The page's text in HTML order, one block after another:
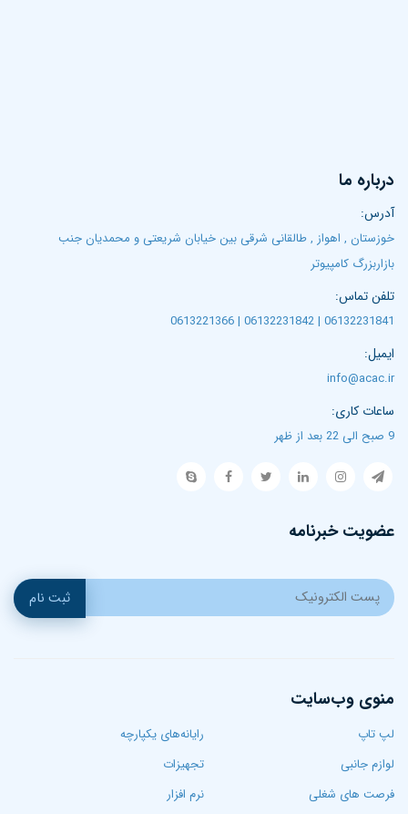
درباره ما
آدرس:
خوزستان , اهواز , طالقانی شرقی بین خیابان شریعتی و محمدیان جنب
بازاربزرگ کامپیوتر
تلفن تماس:
06132231841 | 06132231842 | 0613221366
ایمیل:
info@acac.ir
ساعات کاری:
9 صبح الی 22 بعد از ظهر
عضویت خبرنامه
ثبت نام
منوی وب‌سایت
لپ تاپ‌
رایانه‌های یکپارچه
لوازم جانبی
تجهیزات
فرصت های شغلی
نرم افزار